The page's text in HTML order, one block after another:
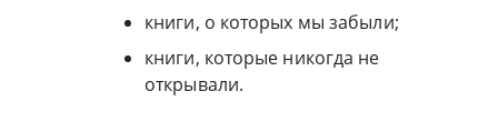
книги, о которых мы забыли;
книги, которые никогда не
открывали.